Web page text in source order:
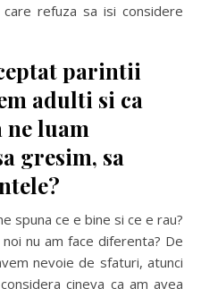
refuza sa isi considere
parintii
adulti si ca
ne luam
gresim, sa
spuna ce e bine si ce e rau?
nu am face diferenta? De
nevoie de sfaturi, atunci
cineva ca am avea